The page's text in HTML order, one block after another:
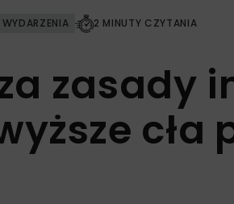
WYDARZENIA 2 MINUTY CZYTANIA
zasady
cła